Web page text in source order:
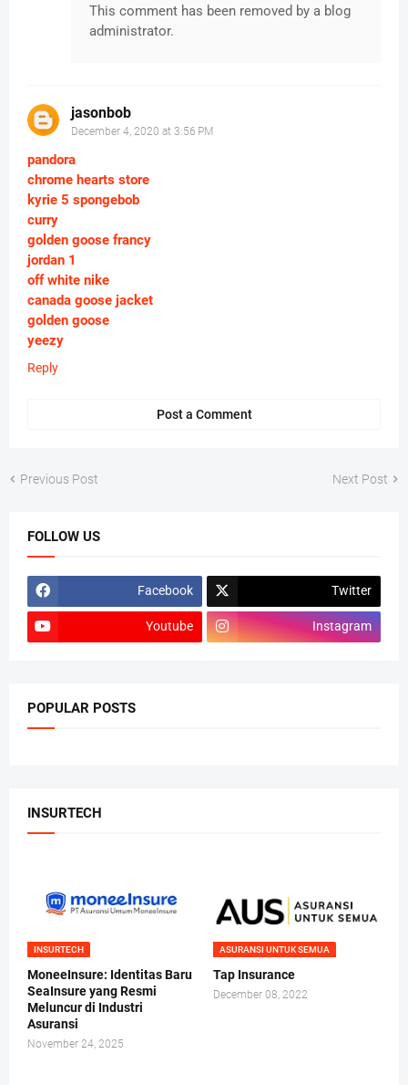
This comment has been removed by a blog
administrator.
jasonbob
December 4, 2020 at 3:56 PM
pandora
chrome hearts store
kyrie 5 spongebob
curry
golden goose francy
jordan 1
off white nike
canada goose jacket
golden goose
yeezy
Reply
Post a Comment
Previous Post Next Post
FOLLOW US
Facebook Twitter
Youtube Instagram
POPULAR POSTS
INSURTECH
INSURTECH
MoneeInsure: Identitas Baru
SeaInsure yang Resmi
Meluncur di Industri
Asuransi
November 24, 2025
ASURANSI UNTUK SEMUA
Tap Insurance
December 08, 2022